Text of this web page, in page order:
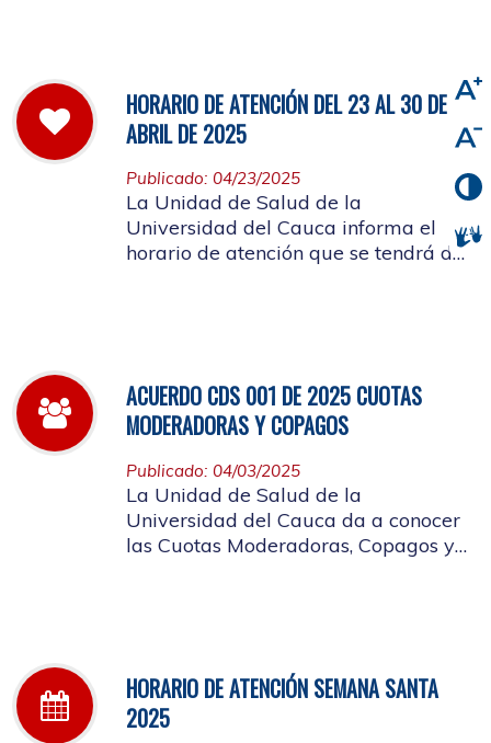
HORARIO DE ATENCIÓN DEL 23 AL 30 DE
ABRIL DE 2025
Publicado: 04/23/2025
La Unidad de Salud de la
Universidad del Cauca informa el
horario de atención que se tendrá del
ACUERDO CDS 001 DE 2025 CUOTAS
MODERADORAS Y COPAGOS
Publicado: 04/03/2025
La Unidad de Salud de la
Universidad del Cauca da a conocer
las Cuotas Moderadoras, Copagos y
HORARIO DE ATENCIÓN SEMANA SANTA
2025